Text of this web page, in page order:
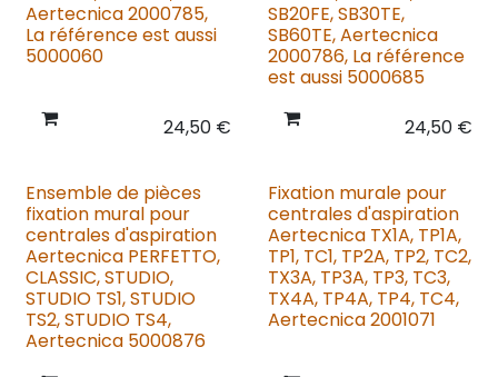
Aertecnica 2000785,
La référence est aussi
5000060
24,50€
SB20FE, SB30TE,
SB60TE, Aertecnica
2000786, La référence
est aussi 5000685
24,50 €
Ensemble de pièces
fixation mural pour
centrales d'aspiration
Aertecnica PERFETTO,
CLASSIC, STUDIO,
STUDIO TS1, STUDIO
TS2, STUDIO TS4,
Aertecnica 5000876
Fixation murale pour
centrales d'aspiration
Aertecnica TX1A, TP1A,
TP1, TC1, TP2A, TP2, TC2,
TX3A, TP3A, TP3, TC3,
TX4A, TP4A, TP4, TC4,
Aertecnica 2001071